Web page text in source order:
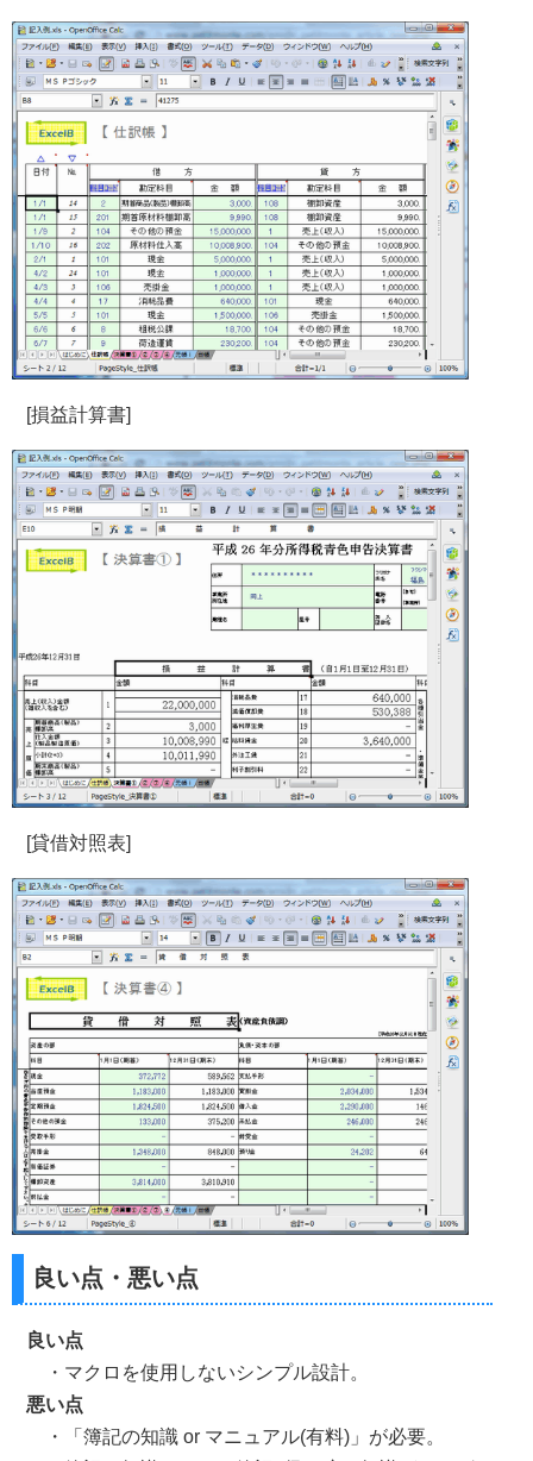
[損益計算書]
[貸借対照表]
良い点・悪い点
良い点
・マクロを使用しないシンプル設計。
悪い点
・「簿記の知識 or マニュアル(有料)」が必要。